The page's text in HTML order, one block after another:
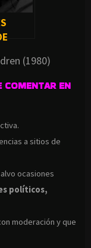
(1980)
COMENTAR EN
a sitios de
ocasiones
políticos,
moderación y que